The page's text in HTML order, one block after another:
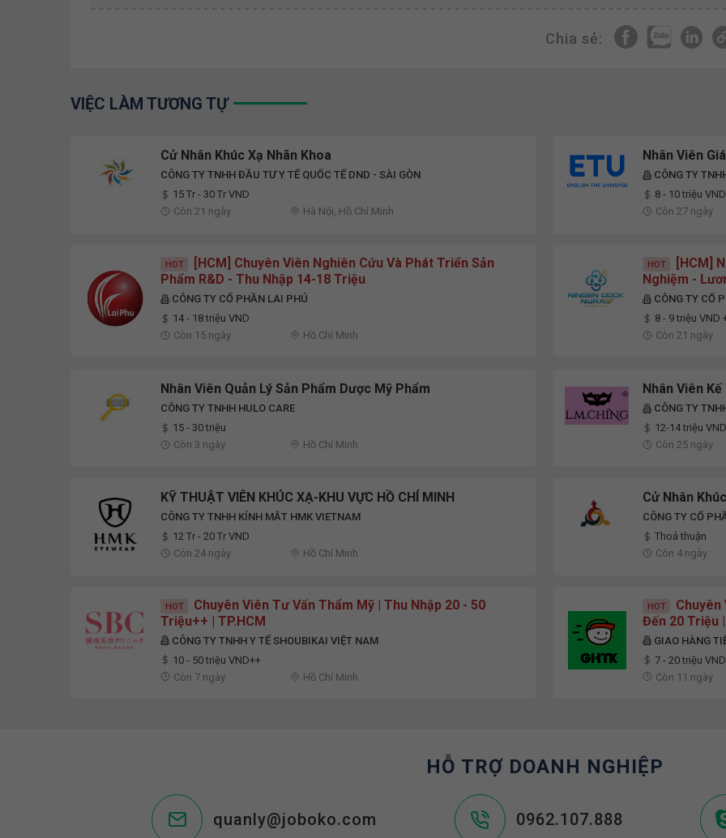
Chia sẻ:
VIỆC LÀM TƯƠNG TỰ
Cử Nhân Khúc Xạ Nhãn Khoa
CÔNG TY TNHH ĐẦU TƯ Y TẾ QUỐC TẾ DND - SÀI GÒN
15 Tr - 30 Tr VND
Còn 21 ngày
Hà Nội, Hồ Chí Minh
Nhân Viên
CÔNG TY
8 - 10 triệu VND
Còn 27 ngày
HOT
[HCM] Chuyên Viên Nghiên Cứu Và Phát Triển Sản
Phẩm R&D - Thu Nhập 14-18 Triệu
CÔNG TY CỔ PHẦN LAI PHÚ
14 - 18 triệu VND
Còn 15 ngày
Hồ Chí Minh
HOT
[HCM]
Nghiệm -
CÔNG TY CỔ
8 - 9 triệu VND
Còn 21 ngày
Nhân Viên Quản Lý Sản Phẩm Dược Mỹ Phẩm
CÔNG TY TNHH HULO CARE
15 - 30 triệu
Còn 3 ngày
Hồ Chí Minh
Nhân Viên
CÔNG TY
12-14 triệu VND
Còn 25 ngày
KỸ THUẬT VIÊN KHÚC XẠ-KHU VỰC HỒ CHÍ MINH
CÔNG TY TNHH KÍNH MẮT HMK VIETNAM
12 Tr - 20 Tr VND
Còn 24 ngày
Hồ Chí Minh
Cử Nhân
CÔNG TY CỔ
Thoả thuận
Còn 4 ngày
HOT
Chuyên Viên Tư Vấn Thẩm Mỹ | Thu Nhập 20 - 50
Triệu++ | TP.HCM
CÔNG TY TNHH Y TẾ SHOUBIKAI VIỆT NAM
10 - 50 triệu VND++
Còn 7 ngày
Hồ Chí Minh
HOT
Chuyên
Đến 20 Triệu
GIAO HÀNG
7 - 20 triệu
Còn 11 ngày
HỖ TRỢ DOANH NGHIỆP
quanly@joboko.com 0962.107.888